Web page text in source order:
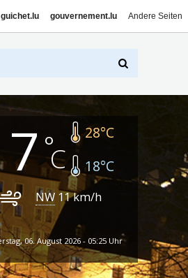
guichet.lu gouvernement.lu Andere Seiten
28°C
18°C
NW 11km/h
06. August 2026 - 05:25 Uhr